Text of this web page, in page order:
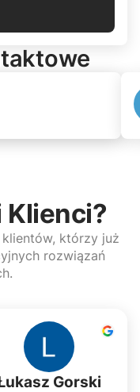
Klienci?
którzy już
rozwiązań
Gorski